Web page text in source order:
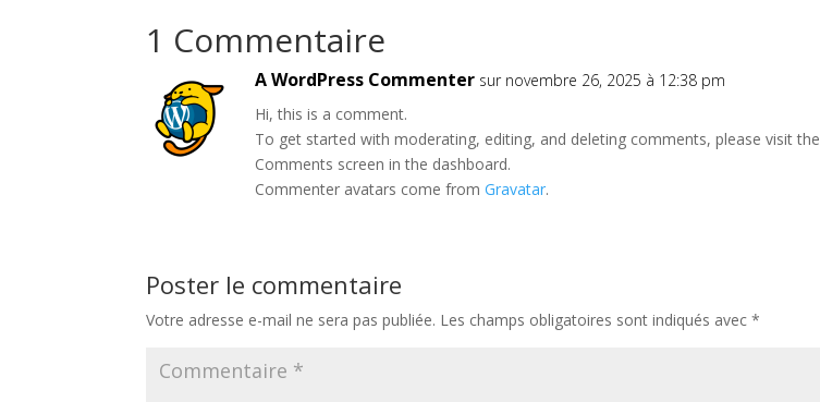
1 Commentaire
A WordPress Commenter sur novembre 26, 2025 à 12:38 pm
Hi, this is a comment.
To get started with moderating, editing, and deleting comments, please visit the
Comments screen in the dashboard.
Commenter avatars come fromGravatar.
Poster le commentaire
Votre adresse e-mail ne sera pas publiée. Les champs obligatoires sont indiqués avec*